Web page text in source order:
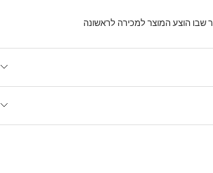
שבו הוצע המוצר למכירה לראשונה